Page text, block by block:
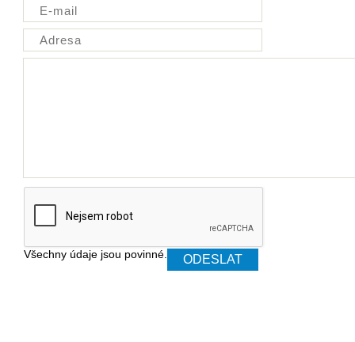
Všechny údaje jsou povinné.